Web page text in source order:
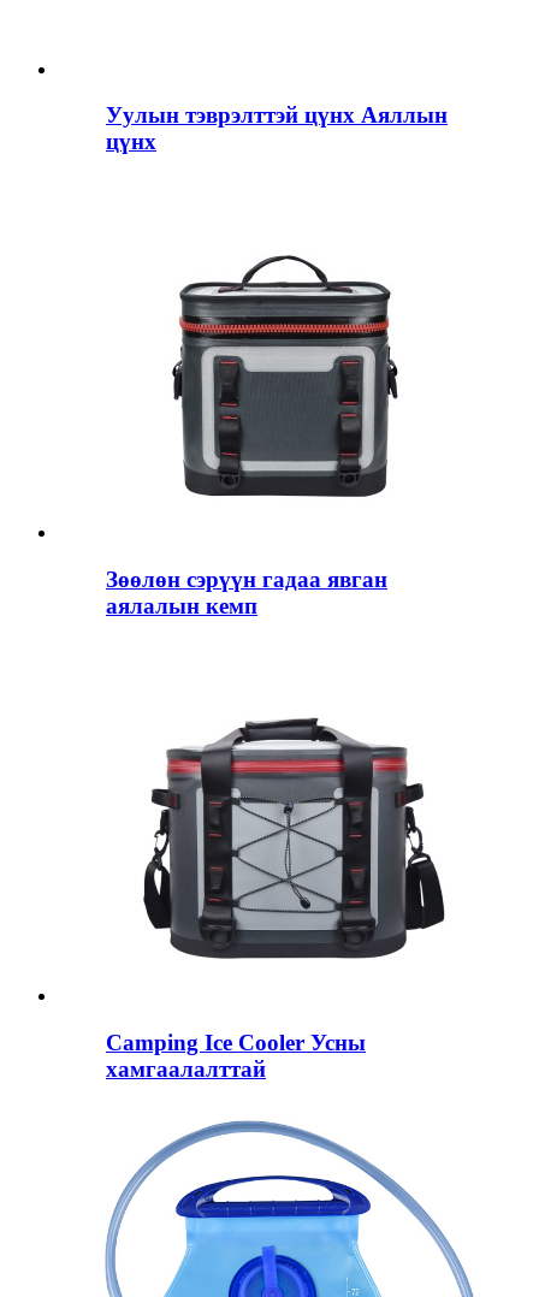
Уулын тэврэлттэй цүнх Аяллын
цүнх
Зөөлөн сэрүүн гадаа явган
аялалын кемп
Camping Ice Cooler Усны
хамгаалалттай